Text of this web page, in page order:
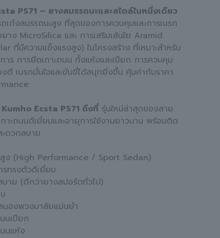
PS71 – ยางสมรรถนะและสไตล์ในหนึ่งเดียว
เก๋งสมรรถนะสูง ที่สุดของการควบคุมและการเบรก
าง MicroSilica และ การเสริมเส้นใย Aramid
ที่มีความแข็งแรงสูง) ในโครงสร้าง ที่เหมาะสำหรับ
ร การยึดเกาะถนน ทั้งแห้งและเปียก การควบคุม
ดี เบรกมั่นใจและขับขี่ได้สนุกยิ่งขึ้น คุ้มค่ากับราคา
Ecsta PS71 ถึงที่ รุ่นใหม่ล่าสุดของสาย
าะถนนดีเยี่ยมและอายุการใช้งานยาวนาน พร้อมติด
ดวกสบาย
สูง (High Performance / Sport Sedan)
ทรงตัวดีเยี่ยม
าย (ดีกว่ายางสปอร์ตทั่วไป)
องพวงมาลัยแม่นยำ
นเปียก
นแห้ง